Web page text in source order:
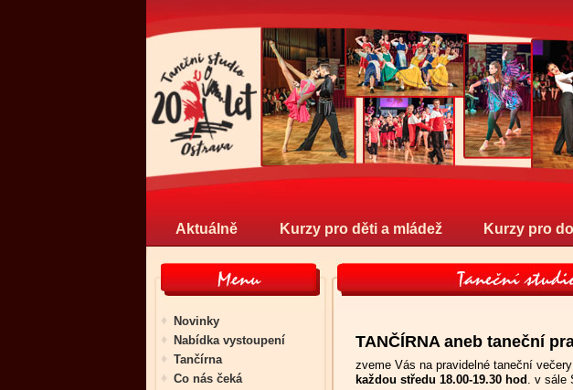
Aktuálně Kurzy pro děti a mládež Kurzy pro
TANČÍRNA aneb taneční
zveme Vás na pravidelné taneční
každou středu 18.00-19.30 hod . v
Novinky
Nabídka vystoupení
Tančírna
Co nás čeká